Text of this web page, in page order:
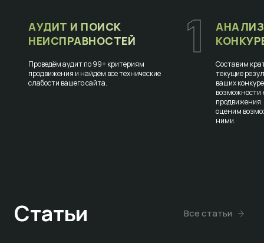
1
АУДИТ И ПОИСК
НЕИСПРАВНОСТЕЙ
Проведём аудит по 99+ критериям
продвижения и найдём все технические
слабости вашего сайта.
Составим
текущие
ваших
возможности
оценим
ними.
Статьи Все статьи